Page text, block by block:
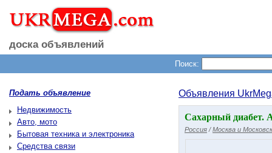
доска объявлений
Поиск:
Подать объявление
Недвижимость
Авто, мото
Бытовая техника и электроника
Средства связи
Объявления
Сахарный диабет.
Россия /Москва и